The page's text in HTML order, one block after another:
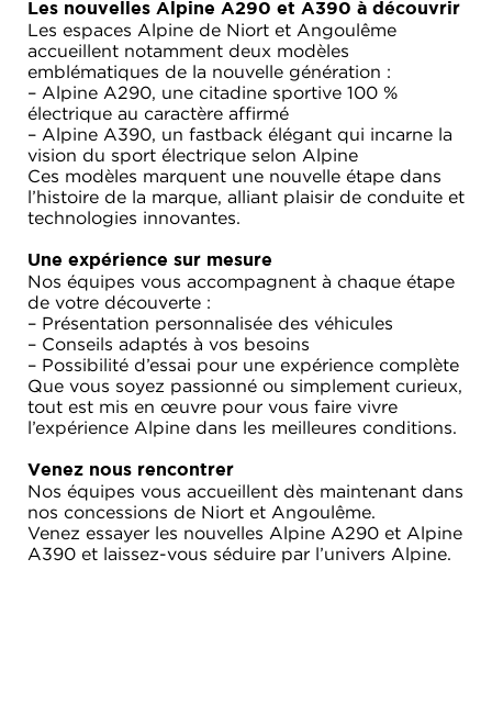
Les nouvelles Alpine A290 et A390 à découvrir
Les espaces Alpine de Niort et Angoulême
accueillent notamment deux modèles
emblématiques de la nouvelle génération :
– Alpine A290, une citadine sportive 100 %
électrique au caractère affirmé
– Alpine A390, un fastback élégant qui incarne la
vision du sport électrique selon Alpine
Ces modèles marquent une nouvelle étape dans
l’histoire de la marque, alliant plaisir de conduite et
technologies innovantes.
Une expérience sur mesure
Nos équipes vous accompagnent à chaque étape
de votre découverte :
– Présentation personnalisée des véhicules
– Conseils adaptés à vos besoins
– Possibilité d’essai pour une expérience complète
Que vous soyez passionné ou simplement curieux,
tout est mis en œuvre pour vous faire vivre
l’expérience Alpine dans les meilleures conditions.
Venez nous rencontrer
Nos équipes vous accueillent dès maintenant dans
nos concessions de Niort et Angoulême.
Venez essayer les nouvelles Alpine A290 et Alpine
A390 et laissez-vous séduire par l’univers Alpine.